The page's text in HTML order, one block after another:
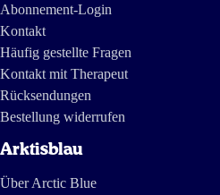
Abonnement-Login
Kontakt
Häufig gestellte Fragen
Kontakt mit Therapeut
Rücksendungen
Bestellung widerrufen
Arktisblau
Über Arctic Blue